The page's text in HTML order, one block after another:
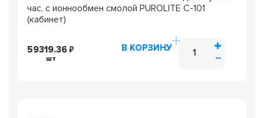
час, с ионнообмен смолой PUROLITE С-101
(кабинет)
59319.36
шт
В КОРЗИНУ